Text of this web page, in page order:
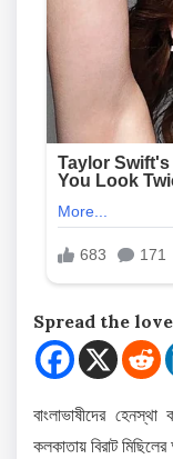
Spread the love
বাংলাভাষীদের
কলকাতায় বিরাট